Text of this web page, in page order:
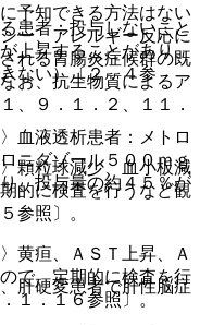
患者：投与しないこと
上昇することがあり、
ない）〔２．４参
血液透析患者：メトロ
ニダゾール５００ｍｇ
、投与量の約４５％が
肝硬変患者で肝性脳症
予知できる方法はない
ー、アレルギー反応に
れる胃腸炎症候群の既
お、抗生物質によるア
、９．１．２、１１．
顆粒球減少、血小板減
的に検査を行うなど観
参照〕。
黄疸、ＡＳＴ上昇、Ａ
で、定期的に検査を行
１．１６参照〕。